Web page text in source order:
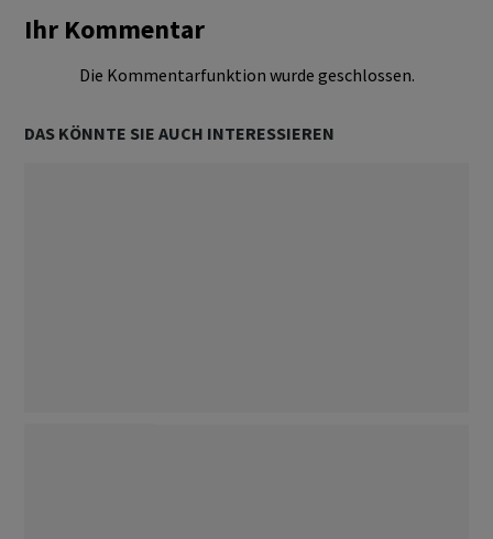
Ihr Kommentar
Die Kommentarfunktion wurde geschlossen.
DAS KÖNNTE SIE AUCH INTERESSIEREN